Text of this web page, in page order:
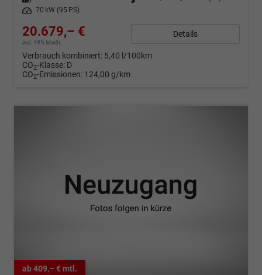
Leistung
70 kW (95 PS)
20.679,– €
incl. 19% MwSt.
Details
Verbrauch kombiniert: 5,40 l/100km
CO2-Klasse: D
CO2-Emissionen: 124,00 g/km
ab 409,– € mtl.